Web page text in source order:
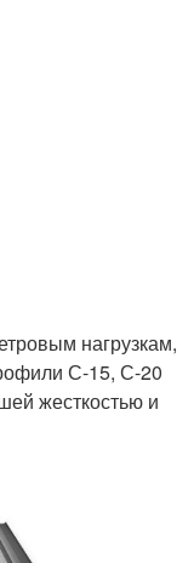
нагрузкам,
С-15, С-20
жесткостью и